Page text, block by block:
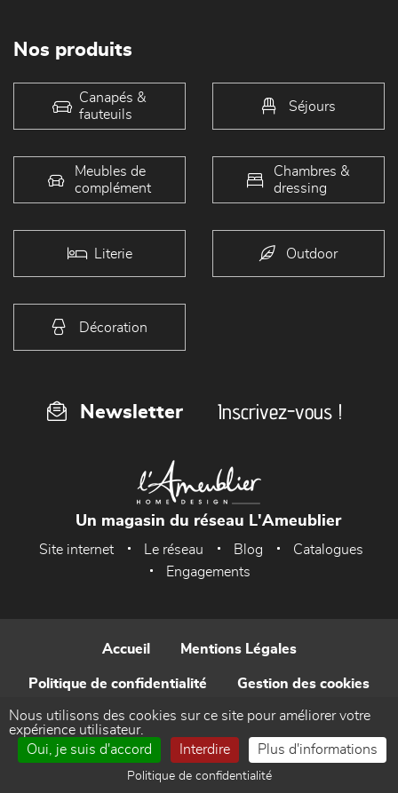
Nos produits
Canapés &
fauteuils
Séjours
Meubles de
complément
Chambres &
dressing
Literie Outdoor
Décoration
Newsletter Inscrivez-vous !
Un magasin du réseau L'Ameublier
Site internet Le réseau Blog
Catalogues
Engagements
Accueil Mentions Légales
Politique de confidentialité Gestion des cookies
Contact
Réalisé par WEB Enseignes
Nous utilisons des cookies sur ce site pour améliorer votre
expérience utilisateur.
Oui, je suis d'accord
Interdire Plus d'informations
Politique de confidentialité